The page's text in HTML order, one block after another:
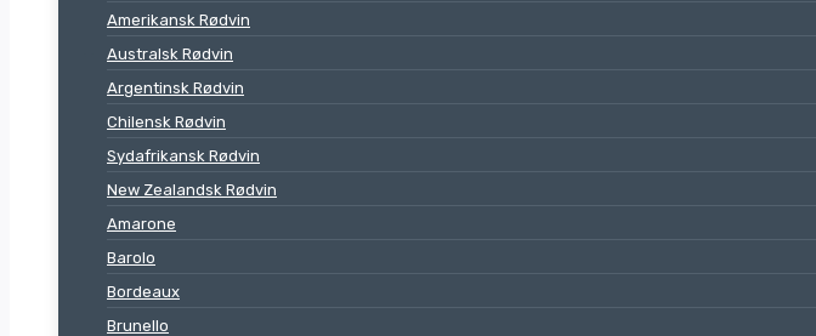
Amerikansk Rødvin
Australsk Rødvin
Argentinsk Rødvin
Chilensk Rødvin
Sydafrikansk Rødvin
New Zealandsk Rødvin
Amarone
Barolo
Bordeaux
Brunello